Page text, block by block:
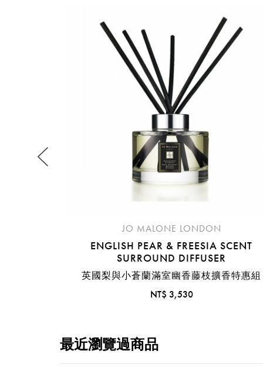
JO MALONE LONDON
ENGLISH PEAR & FREESIA SCENT
SURROUND DIFFUSER
英國梨與小蒼蘭滿室幽香藤枝擴香特惠組
NT$ 3,530
最近瀏覽過商品